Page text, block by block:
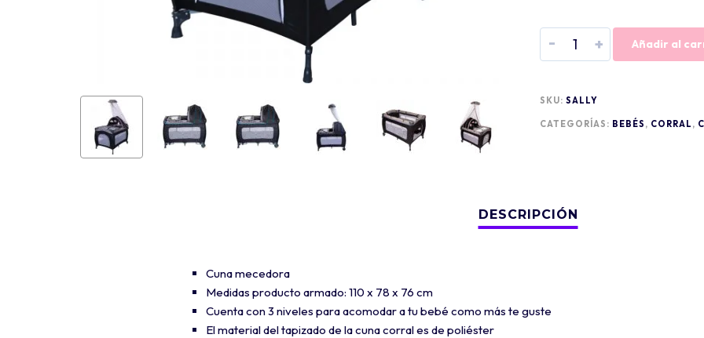
- + Añadir al
SKU: SALLY
CATEGORÍAS: BEBÉS , CORRAL ,
Cuna mecedora
Medidas producto armado: 110 x 78 x 76 cm
Cuenta con 3 niveles para acomodar a tu bebé como más te guste
El material del tapizado de la cuna corral es de poliéster